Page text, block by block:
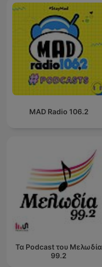
MAD Radio 106.2
Τα Podcast του Μελωδία
99.2